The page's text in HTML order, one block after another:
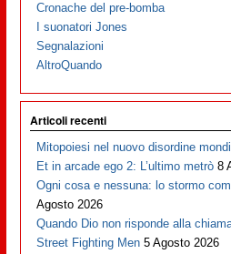
Cronache del pre-bomba
I suonatori Jones
Segnalazioni
AltroQuando
Articoli recenti
Mitopoiesi nel nuovo disordine
Et in arcade ego 2: L’ultimo metrò 8
Ogni cosa e nessuna: lo stormo
Agosto 2026
Quando Dio non risponde alla
Street Fighting Men 5 Agosto 2026